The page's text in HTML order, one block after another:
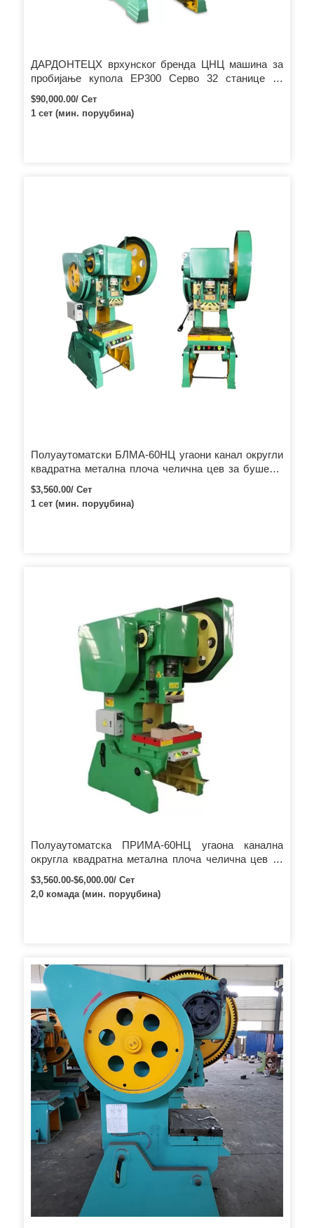
ДАРДОНТЕЦХ врхунског бренда ЦНЦ машина за
пробијање купола ЕР300 Серво 32 станице за
пробијање челичних плоча
$90,000.00/ Сет
1 сет (мин. поруџбина)
Полуаутоматски БЛМА-60НЦ угаони канал округли
квадратна метална плоча челична цев за бушење
рупа машина за пробијање рупа
$3,560.00/ Сет
1 сет (мин. поруџбина)
Полуаутоматска ПРИМА-60НЦ угаона канална
округла квадратна метална плоча челична цев за
бушење рупа машина за пробијање рупа
$3,560.00-$6,000.00/ Сет
2,0 комада (мин. поруџбина)